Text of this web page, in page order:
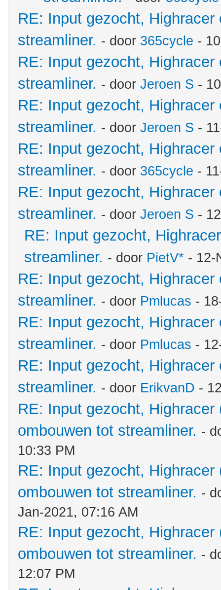
RE: Input gezocht, Highracer
streamliner. - door 365cycle -
RE: Input gezocht, Highracer
streamliner. - door Jeroen S -
RE: Input gezocht, Highracer
streamliner. - door Jeroen S -
RE: Input gezocht, Highracer
streamliner. - door 365cycle -
RE: Input gezocht, Highracer
streamliner. - door Jeroen S -
RE: Input gezocht,
streamliner. - door PietV* - 12-
RE: Input gezocht, Highracer
streamliner. - door Pmlucas -
RE: Input gezocht, Highracer
streamliner. - door Pmlucas -
RE: Input gezocht, Highracer
streamliner. - door ErikvanD -
RE: Input gezocht,
ombouwen tot streamliner. -
10:33 PM
RE: Input gezocht,
ombouwen tot streamliner. -
Jan-2021, 07:16 AM
RE: Input gezocht,
ombouwen tot streamliner. -
12:07 PM